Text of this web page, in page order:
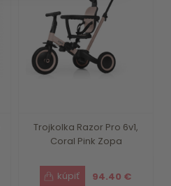
Trojkolka Razor Pro 6v1,
Coral Pink Zopa
94.40 €